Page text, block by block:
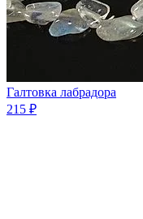
Галтовка лабрадора
215 ₽